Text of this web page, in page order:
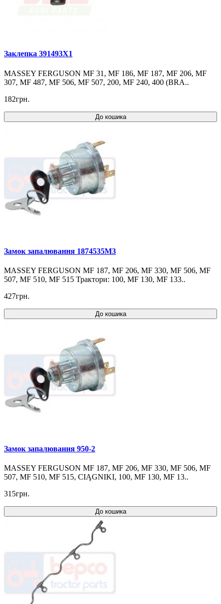
Заклепка 391493X1
MASSEY FERGUSON MF 31, MF 186, MF 187, MF 206, MF
307, MF 487, MF 506, MF 507, 200, MF 240, 400 (BRA..
182грн.
До кошика
Замок запалювання 1874535M3
MASSEY FERGUSON MF 187, MF 206, MF 330, MF 506, MF
507, MF 510, MF 515 Трактори: 100, MF 130, MF 133..
427грн.
До кошика
Замок запалювання 950-2
MASSEY FERGUSON MF 187, MF 206, MF 330, MF 506, MF
507, MF 510, MF 515, CIĄGNIKI, 100, MF 130, MF 13..
315грн.
До кошика